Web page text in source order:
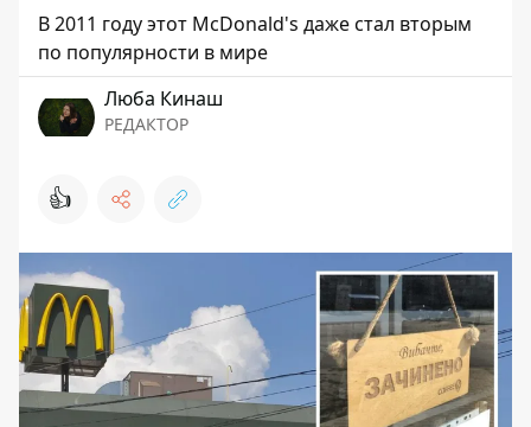
В 2011 году этот McDonald's даже стал вторым
по популярности в мире
Люба Кинаш
РЕДАКТОР
👍